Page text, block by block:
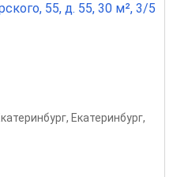
55, д. 55, 30 м², 3/5
, Екатеринбург,